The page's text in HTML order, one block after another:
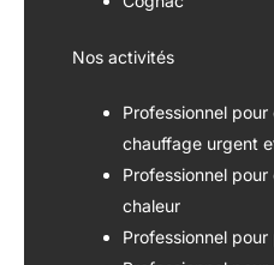
Nos activités
Professionnel
chauffage urgent
Professionnel
chaleur
Professionnel